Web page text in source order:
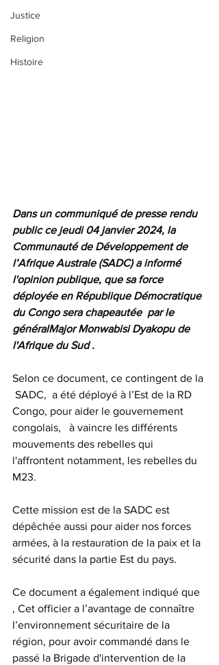
Justice
Religion
Histoire
Dans un communiqué de presse rendu
public ce jeudi 04 janvier 2024, la
Communauté de Développement de
l’Afrique Australe (SADC) a informé
l'opinion publique, que sa force
déployée en République Démocratique
du Congo sera chapeautée  par le
généralMajor Monwabisi Dyakopu de
l'Afrique du Sud .
Selon ce document, ce contingent de la
SADC,  a été déployé à l’Est de la RD
Congo, pour aider le gouvernement
congolais,   à vaincre les différents
mouvements des rebelles qui
l'affrontent notamment, les rebelles du
M23.
Cette mission est de la SADC est
dépêchée aussi pour aider nos forces
armées, à la restauration de la paix et la
sécurité dans la partie Est du pays.
Ce document a également indiqué que
, Cet officier a l’avantage de connaître
l’environnement sécuritaire de la
région, pour avoir commandé dans le
passé la Brigade d'intervention de la